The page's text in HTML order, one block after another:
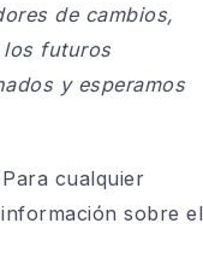
de cambios,
los futuros
y esperamos
cualquier
sobre el